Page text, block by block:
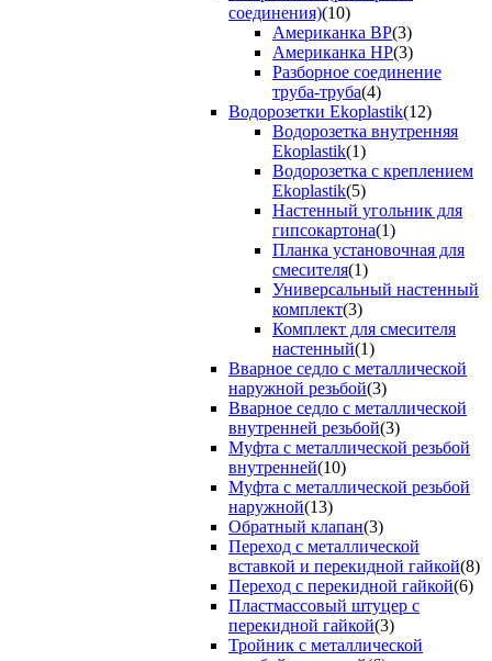
соединения)(10)
Американка ВР(3)
Американка НР(3)
Разборное соединение
труба-труба(4)
Водорозетки Ekoplastik(12)
Водорозетка внутренняя
Ekoplastik(1)
Водорозетка с креплением
Ekoplastik(5)
Настенный угольник для
гипсокартона(1)
Планка установочная для
смесителя(1)
Универсальный настенный
комплект(3)
Комплект для смесителя
настенный(1)
Вварное седло с металлической
наружной резьбой(3)
Вварное седло с металлической
внутренней резьбой(3)
Муфта с металлической резьбой
внутренней(10)
Муфта с металлической резьбой
наружной(13)
Обратный клапан(3)
Переход с металлической
вставкой и перекидной гайкой(8)
Переход с перекидной гайкой(6)
Пластмассовый штуцер с
перекидной гайкой(3)
Тройник с металлической